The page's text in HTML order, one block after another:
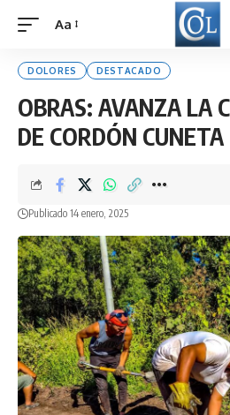
Font
Aa
DOLORES DESTACADO
OBRAS: AVANZA LA
DE CORDÓN CUNETA
Publicado 14 enero, 2025